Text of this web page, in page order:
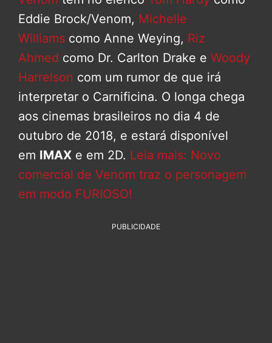
Eddie Brock/Venom, Michelle
Williams como Anne Weying, Riz
Ahmed como Dr. Carlton Drake e Woody
Harrelson com um rumor de que irá
interpretar o Carnificina. O longa chega
aos cinemas brasileiros no dia 4 de
outubro de 2018, e estará disponível
em IMAX e em 2D. Leia mais: Novo
comercial de Venom traz o personagem
em modo FURIOSO!
PUBLICIDADE